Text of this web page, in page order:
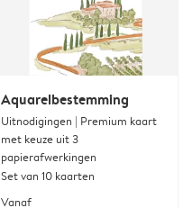
Aquarelbestemming
Uitnodigingen | Premium kaart
met keuze uit 3
papierafwerkingen
Set van 10 kaarten
Vanaf